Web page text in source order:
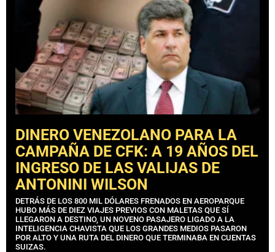
DINERO VENEZOLANO PARA LA
CAMPAÑA DE CFK: A 19 AÑOS DEL
INGRESO DE LAS VALIJAS DE
ANTONINI WILSON
DETRÁS DE LOS 800 MIL DÓLARES FRENADOS EN AEROPARQUE
HUBO MÁS DE DIEZ VIAJES PREVIOS CON MALETAS QUE SÍ
LLEGARON A DESTINO, UN NOVENO PASAJERO LIGADO A LA
INTELIGENCIA CHAVISTA QUE LOS GRANDES MEDIOS PASARON
POR ALTO Y UNA RUTA DEL DINERO QUE TERMINABA EN CUENTAS
SUIZAS.